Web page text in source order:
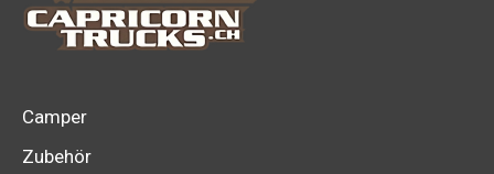
Camper
Zubehör